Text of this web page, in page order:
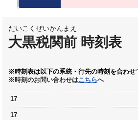
だいこくぜいかんまえ
大黒税関前 時刻表
※時刻表は以下の系統・行先の時刻を合わせ
※時刻のお問い合わせはこちらへ
17
17